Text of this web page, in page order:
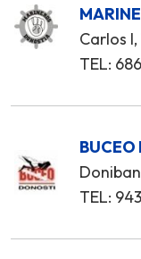
Carlos I,
TEL:
BUCEO
TEL: